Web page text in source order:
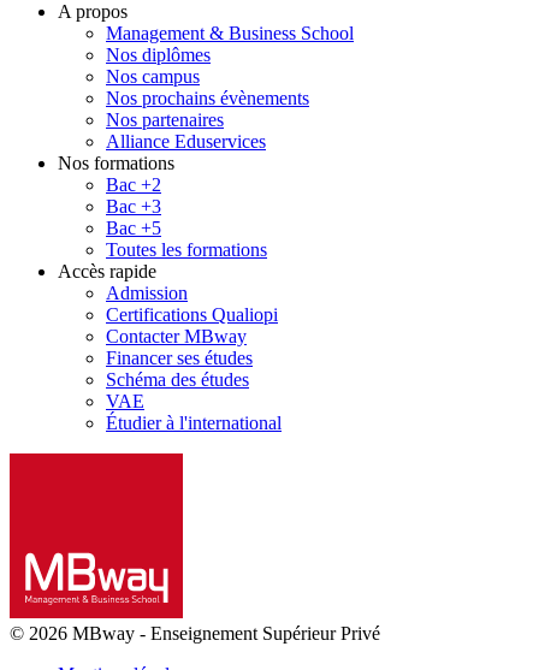
A propos
Management & Business School
Nos diplômes
Nos campus
Nos prochains évènements
Nos partenaires
Alliance Eduservices
Nos formations
Bac +2
Bac +3
Bac +5
Toutes les formations
Accès rapide
Admission
Certifications Qualiopi
Contacter MBway
Financer ses études
Schéma des études
VAE
Étudier à l'international
© 2026 MBway - Enseignement Supérieur Privé